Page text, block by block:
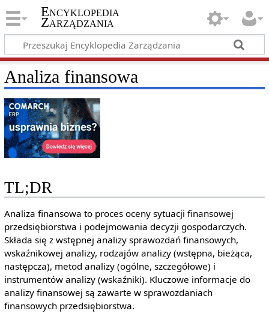
Encyklopedia
Zarządzania
Analiza finansowa
TL;DR
Analiza finansowa to proces oceny sytuacji finansowej
przedsiębiorstwa i podejmowania decyzji gospodarczych.
Składa się z wstępnej analizy sprawozdań finansowych,
wskaźnikowej analizy, rodzajów analizy (wstępna, bieżąca,
następcza), metod analizy (ogólne, szczegółowe) i
instrumentów analizy (wskaźniki). Kluczowe informacje do
analizy finansowej są zawarte w sprawozdaniach
finansowych przedsiębiorstwa.